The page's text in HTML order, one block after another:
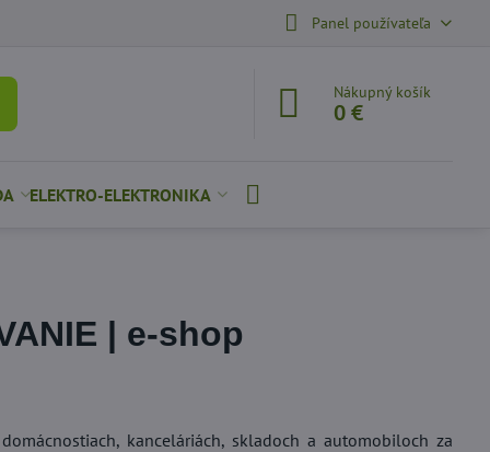
Panel používateľa
Nákupný košík
0 €
ELEKTRO-ELEKTRONIKA
| e-shop
kanceláriách, skladoch a automobiloch za